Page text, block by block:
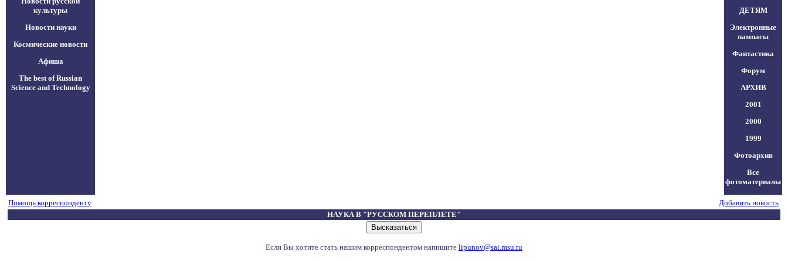
культуры
Новости науки
Космические новости
Афиша
The best of Russian
Science and Technology
ДЕТЯМ
Электронные
пампасы
Фантастика
Форум
АРХИВ
2001
2000
1999
Фотоархив
Все
фотоматериалы
Помощь корреспонденту
Добавить новость
НАУКА В "РУССКОМ ПЕРЕПЛЕТЕ"
Если Вы хотите стать нашим корреспондентом напишите lipunov@sai.msu.ru